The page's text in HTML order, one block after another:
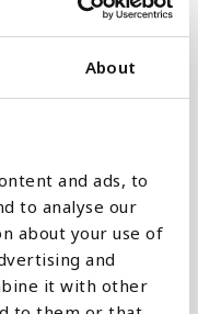
About
and ads, to
to analyse our
about your use of
and
it with other